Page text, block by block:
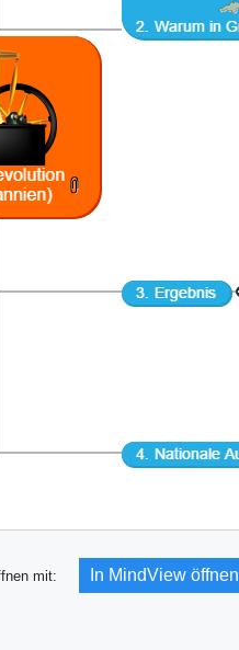
mit: In MindView öffnen